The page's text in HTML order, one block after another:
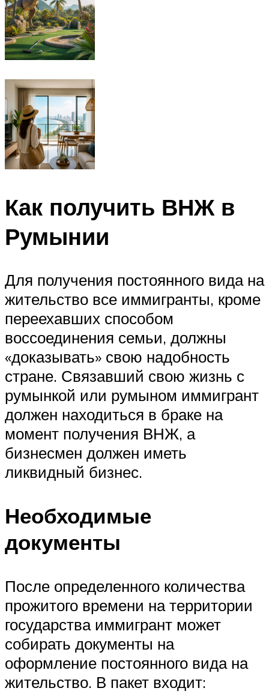
Как получить ВНЖ в
Румынии
Для получения постоянного вида на
жительство все иммигранты, кроме
переехавших способом
воссоединения семьи, должны
«доказывать» свою надобность
стране. Связавший свою жизнь с
румынкой или румыном иммигрант
должен находиться в браке на
момент получения ВНЖ, а
бизнесмен должен иметь
ликвидный бизнес.
Необходимые
документы
После определенного количества
прожитого времени на территории
государства иммигрант может
собирать документы на
оформление постоянного вида на
жительство. В пакет входит: